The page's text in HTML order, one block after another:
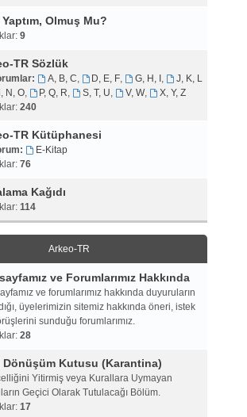
Olmuş Mu?
9
TR Sözlük
A, B, C, D, E, F, G, H, I ,
J, K, L
N, O, P, Q, R, S, T, U, V, W,
X, Y, Z
240
TR Kütüphanesi
E-Kitap
76
Kağıdı
114
Arkeo-TR
ve Forumlarımız Hakkında
ve forumlarımız hakkında duyuruların
üyelerimizin sitemiz hakkında öneri, istek
sunduğu forumlarımız.
28
Dönüşüm Kutusu (Karantina)
Yitirmiş veya Kurallara Uymayan
Geçici Olarak Tutulacağı Bölüm.
17